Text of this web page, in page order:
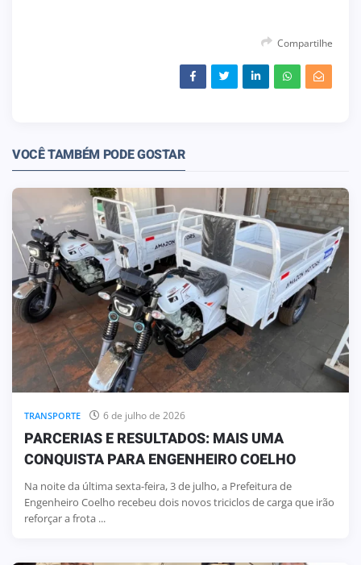
Compartilhe
VOCÊ TAMBÉM PODE GOSTAR
TRANSPORTE 6 de julho de 2026
PARCERIAS E RESULTADOS: MAIS UMA
CONQUISTA PARA ENGENHEIRO COELHO
Na noite da última sexta-feira, 3 de julho, a Prefeitura de
Engenheiro Coelho recebeu dois novos triciclos de carga que irão
reforçar a frota ...